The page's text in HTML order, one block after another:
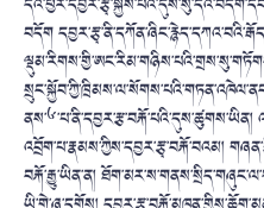
བདོག
འབྲོག་པ་རྣམས་ཀྱིས་དབྱར་རྩྭ་བརྐོ་བའམ།
བརྐོ་རྒྱུ་ཡིན་ན།